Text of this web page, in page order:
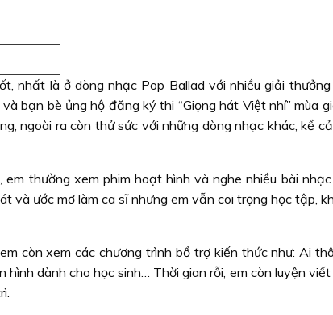
nhất là ở dòng nhạc Pop Ballad với nhiều giải thưởng
bạn bè ủng hộ đăng ký thi “Giọng hát Việt nhí” mùa
ngoài ra còn thử sức với những dòng nhạc khác, kể
thường xem phim hoạt hình và nghe nhiều bài
và ước mơ làm ca sĩ nhưng em vẫn coi trọng học tập,
còn xem các chương trình bổ trợ kiến thức như: Ai
dành cho học sinh… Thời gian rỗi, em còn luyện